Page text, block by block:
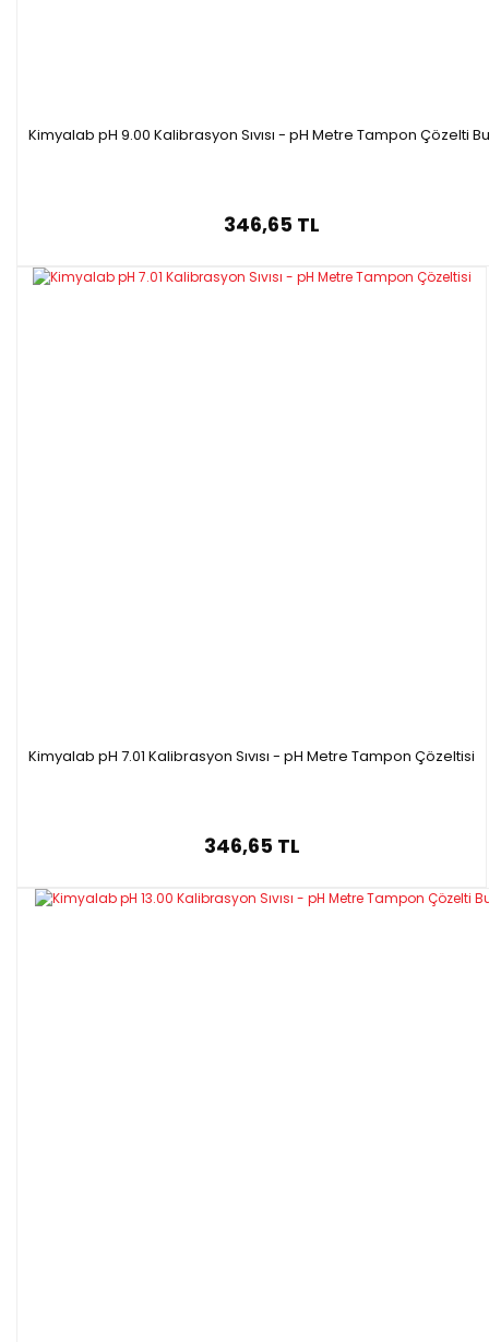
Kimyalab pH 9.00 Kalibrasyon Sıvısı - pH Metre Tampon Çözelti
346,65 TL
Kimyalab pH 7.01 Kalibrasyon Sıvısı - pH Metre Tampon Çözeltisi
346,65 TL